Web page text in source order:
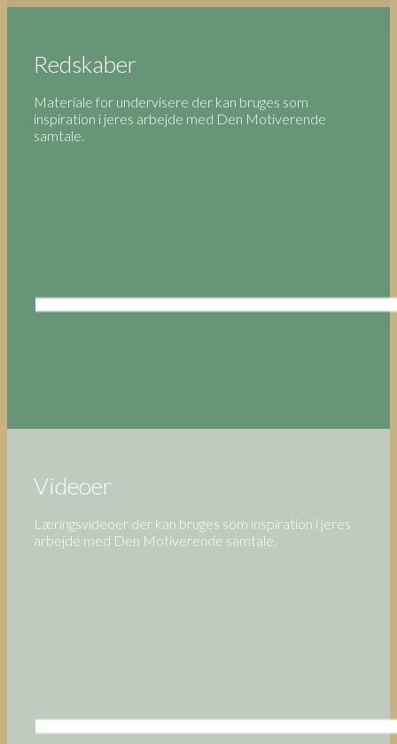
Redskaber
Materiale for undervisere der kan bruges som
inspiration i jeres arbejde med Den Motiverende
samtale.
Videoer
Læringsvideoer der kan bruges som inspiration i jeres
arbejde med Den Motiverende samtale.